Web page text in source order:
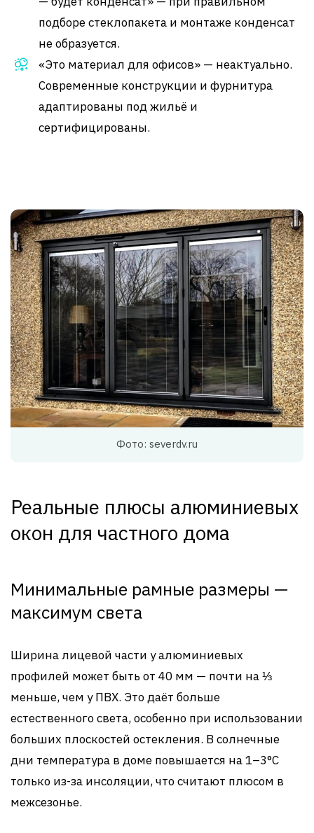
подборе стеклопакета и монтаже конденсат
не образуется.
«Это материал для офисов» — неактуально.
Современные конструкции и фурнитура
адаптированы под жильё и
сертифицированы.
Фото: severdv.ru
Реальные плюсы алюминиевых
окон для частного дома
Минимальные рамные размеры —
максимум света
Ширина лицевой части у алюминиевых
профилей может быть от 40 мм — почти на ⅓
меньше, чем у ПВХ. Это даёт больше
естественного света, особенно при использовании
больших плоскостей остекления. В солнечные
дни температура в доме повышается на 1–3°C
только из-за инсоляции, что считают плюсом в
межсезонье.